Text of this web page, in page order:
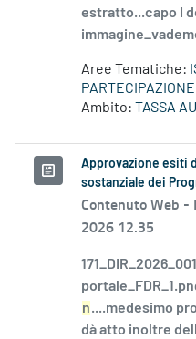
estratto...capo I
Aree Tematiche:
PARTECIPAZIONE
Ambito: TASSA
Approvazione esiti
sostanziale dei
Contenuto Web -
2026 12.35
n....medesimo
dà atto inoltre